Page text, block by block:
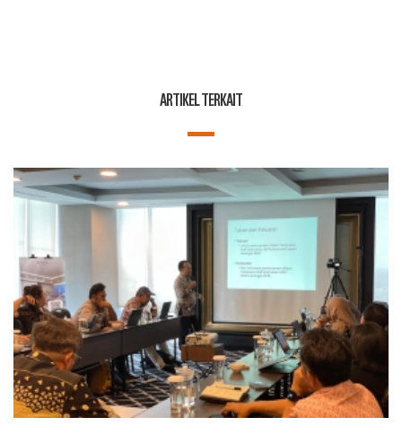
ARTIKEL TERKAIT